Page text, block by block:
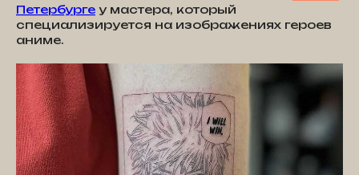
Петербурге у мастера, который
специализируется на изображениях героев
аниме.